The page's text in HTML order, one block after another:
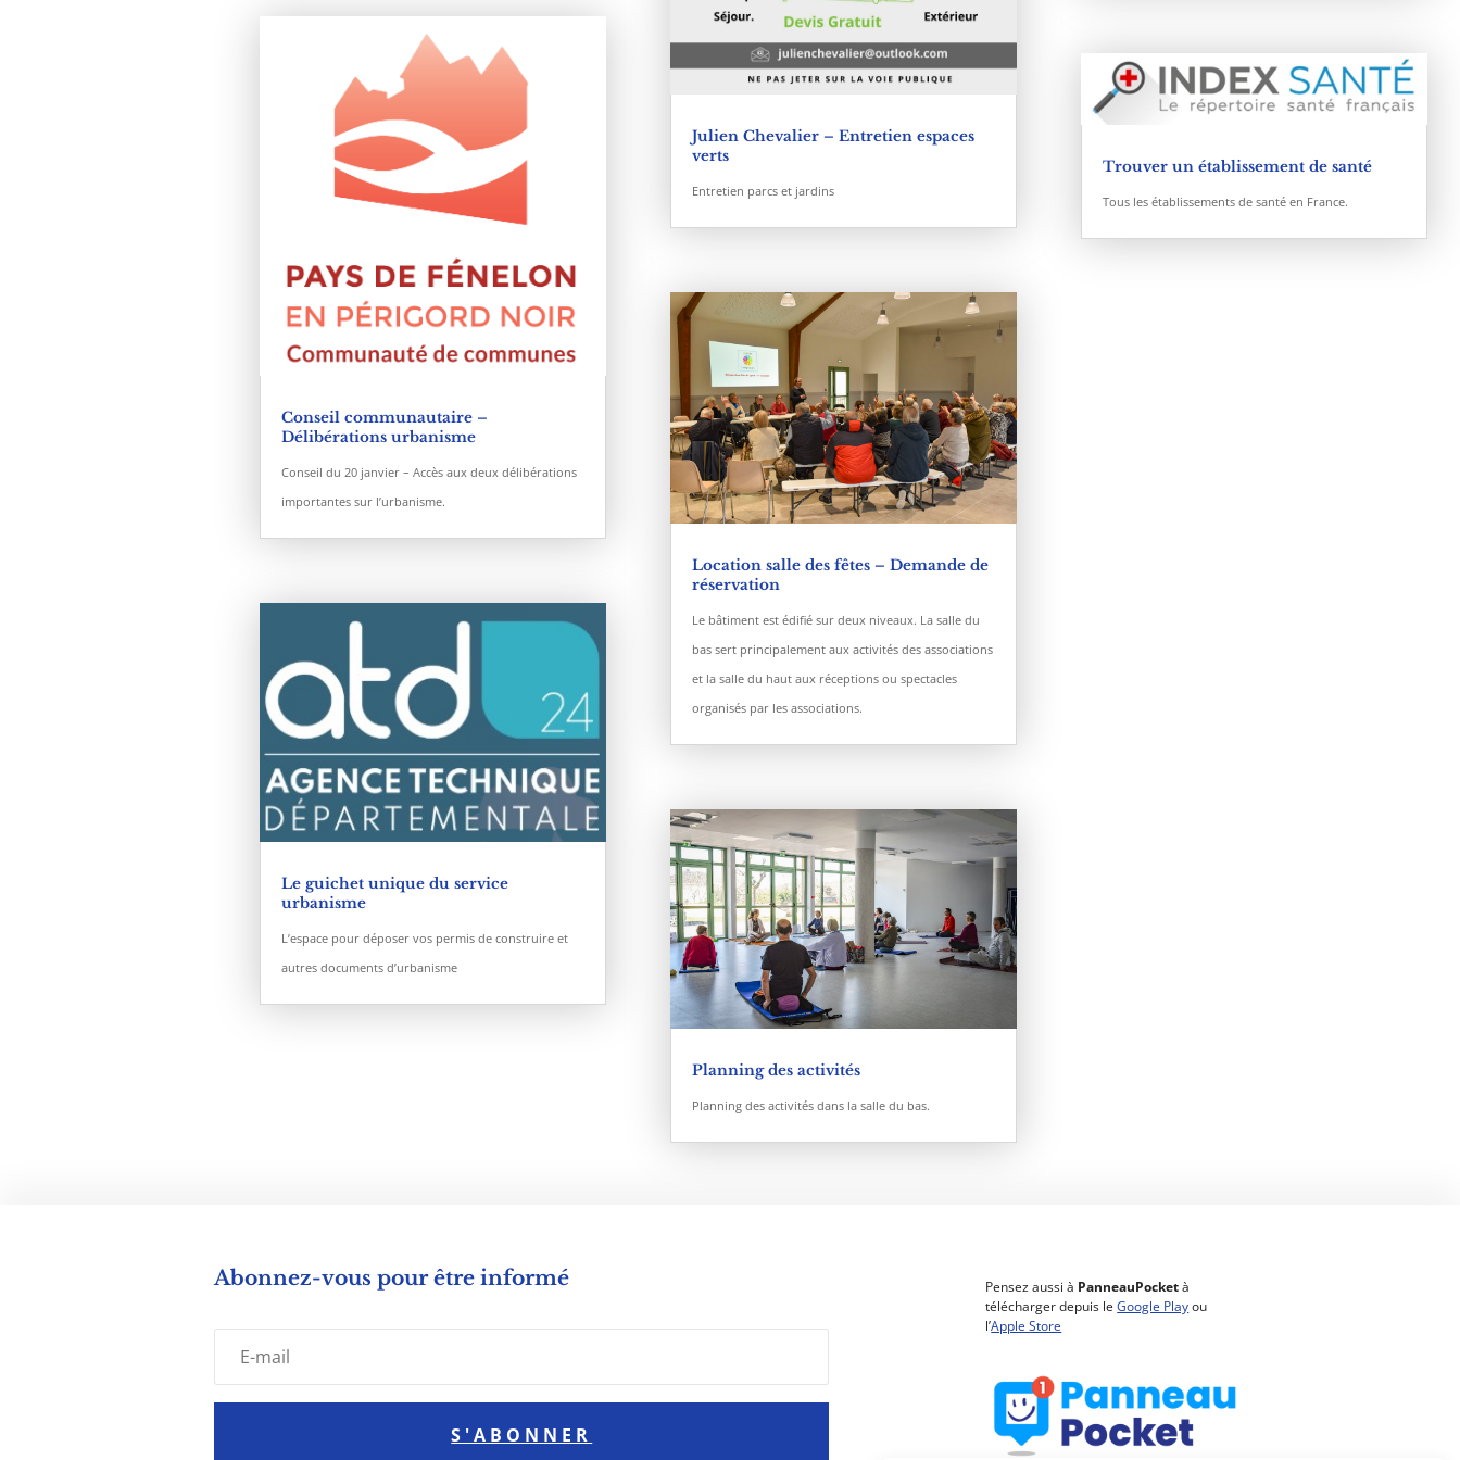
Conseil communautaire –
Délibérations urbanisme
Conseil du 20 janvier – Accès aux deux délibérations
importantes sur l’urbanisme.
Le guichet unique du service
urbanisme
L’espace pour déposer vos permis de construire et
autres documents d’urbanisme
Julien Chevalier – Entretien espaces
verts
Entretien parcs et jardins
Location salle des fêtes – Demande de
réservation
Le bâtiment est édifié sur deux niveaux. La salle du
bas sert principalement aux activités des associations
et la salle du haut aux réceptions ou spectacles
organisés par les associations.
Planning des activités
Planning des activités dans la salle du bas.
Trouver un établissement de santé
Tous les établissements de santé en France.
Abonnez-vous pour être informé
S'ABONNER
Pensez aussi à PanneauPocketà
télécharger depuis leGoogle Playou
l’Apple Store